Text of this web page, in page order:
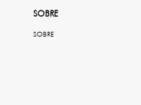
SOBRE
SOBRE